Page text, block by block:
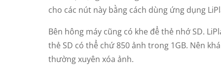
cho các nút này bằng cách dùng ứng dụng
Bên hông máy cũng có khe để thẻ nhớ SD.
thẻ SD có thể chứ 850 ảnh trong 1GB. Nên
thường xuyên xóa ảnh.